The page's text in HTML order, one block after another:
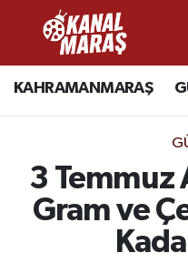
KAHRAMANMARAŞ
3 Temmuz
Gram ve
CANLI YAYIN
SPOR
Kahramanmaraş
Kahramanmaraş
Kahramanmaraş
Kahramanmaraş
Süper Lig Puan